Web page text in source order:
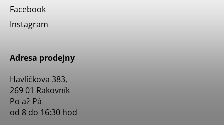
Facebook
Instagram
Adresa prodejny
Havlíčkova 383,
269 01 Rakovník
Po až Pá
od 8 do 16:30 hod